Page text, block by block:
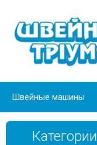
Швейные машины
Категории